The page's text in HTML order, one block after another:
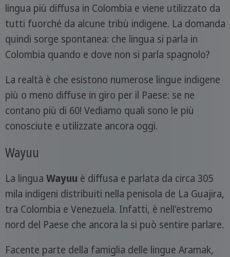
lingua più diffusa in Colombia e viene utilizzato da
tutti fuorché da alcune tribù indigene. La domanda
quindi sorge spontanea: che lingua si parla in
Colombia quando e dove non si parla spagnolo?
La realtà è che esistono numerose lingue indigene
più o meno diffuse in giro per il Paese: se ne
contano più di 60! Vediamo quali sono le più
conosciute e utilizzate ancora oggi.
Wayuu
La lingua Wayuu è diffusa e parlata da circa 305
mila indigeni distribuiti nella penisola de La Guajira,
tra Colombia e Venezuela. Infatti, è nell'estremo
nord del Paese che ancora la si può sentire parlare.
Facente parte della famiglia delle lingue Aramak,